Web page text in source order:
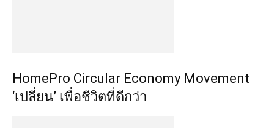
HomePro Circular Economy Movement
‘เปลี่ยน’ เพื่อชีวิตที่ดีกว่า